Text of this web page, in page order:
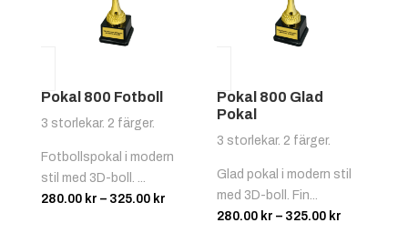
Pokal 800 Fotboll
3 storlekar. 2 färger.
Fotbollspokal i modern
stil med 3D-boll. ...
280.00 kr – 325.00 krPrisintervall:
280.00 kr
Pokal 800 Glad
Pokal
3 storlekar. 2 färger.
Glad pokal i modern stil
med 3D-boll. Fin...
280.00 kr – 325.00 kr